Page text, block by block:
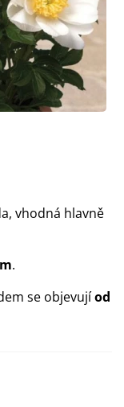
vhodná hlavně
.
se objevujíod